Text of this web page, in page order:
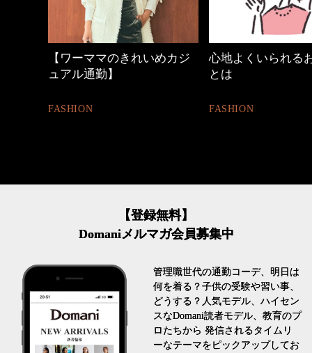
心地よくいられるおしゃれ
とは
FASHION
優木まおみさん「
割。」
LIFESTYLE
【登録無料】
Domaniメルマガ会員募集中
管理職世代の通勤コーデ、明日は
何を着る？子供の受験や習い事、
どうする？人気モデル、ハイセン
スなDomani読者モデル、教育のプ
ロたちから 発信されるタイムリ
ーなテーマをピックアップしてお